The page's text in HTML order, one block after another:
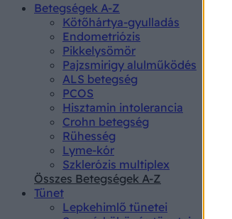
Betegségek A-Z
Kötőhártya-gyulladás
Endometriózis
Pikkelysömör
Pajzsmirigy alulműködés
ALS betegség
PCOS
Hisztamin intolerancia
Crohn betegség
Rühesség
Lyme-kór
Szklerózis multiplex
Összes Betegségek A-Z
Tünet
Lepkehimlő tünetei